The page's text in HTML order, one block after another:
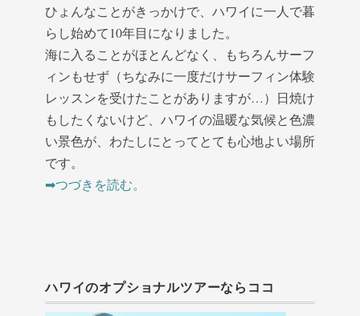
ひょんなことがきっかけで、ハワイに一人で暮
らし始めて10年目になりました。
海に入ることがほとんどなく、もちろんサーフ
ィンもせず（ちなみに一度だけサーフィン体験
レッスンを受けたことがありますが…） 日焼け
もしたくないけど、ハワイの温暖な気候と色濃
い景色が、わたしにとってとても心地よい場所
です。
➡︎つづきを読む。
ハワイのオプショナルツアーならココ